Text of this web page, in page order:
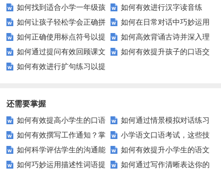
如何找到适合小学一年级孩
子的语文试卷？
如何有效进行汉字读音练
习？这些方法让你的汉语发音更
标准
如何让孩子轻松学会正确拼
写词语并巧妙组词？
如何在日常对话中巧妙运用
成语？这些技巧让你更胜一筹！
如何正确使用标点符号以提
升文章清晰度？
如何高效背诵古诗并深入理
解其意境？
如何通过提问有效回顾课文
内容？
如何有效提升孩子的口语交
如何有效进行扩句练习以提
还需要掌握
如何有效提高小学生的口语
交际测试成绩？
如何通过情景模拟对话练习
提高你的沟通能力？
如何有效撰写工作通知？掌
握这些技巧让你的通知更专业！
小学语文口语考试，这些技
巧让孩子自信应考？
如何科学评估学生的沟通能
力？
如何有效提升小学生的语文
拼写能力？
如何巧妙运用描述性词语提
如何通过写作清晰表达你的